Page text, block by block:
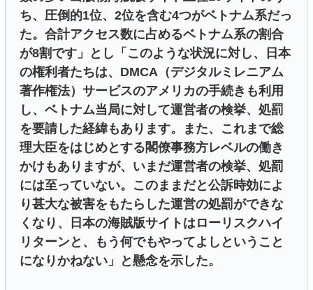
ち、圧倒的1位、2位を含む4つがベトナム系だっ
た。合計アクセス数に占めるベトナム系の割合
が8割です」とし「このような状況に対し、日本
の権利者たちは、DMCA（デジタルミレニアム
著作権法）サービスのアメリカの手続きも利用
し、ベトナム当局に対して運営者の検挙、処罰
を要請した経緯もあります。また、これまで総
理大臣をはじめとする閣僚事務方レベルの働き
かけもありますが、いまだ運営者の検挙、処罰
には至っていない。このままだと公訴時効によ
り甚大な被害をもたらした運営の処罰ができな
くなり、日本の海賊版サイトはローリスクハイ
リターンと、もう何でもやってよしということ
になりかねない」と懸念を示した。